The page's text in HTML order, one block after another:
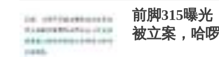
前脚315曝光
被立案，哈